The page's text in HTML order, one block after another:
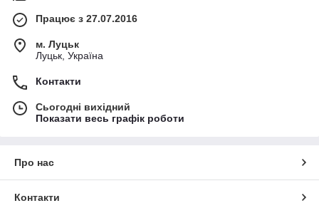
Працює з 27.07.2016
м. Луцьк
Луцьк, Україна
Контакти
Сьогодні вихідний
Показати весь графік роботи
Про нас
Контакти